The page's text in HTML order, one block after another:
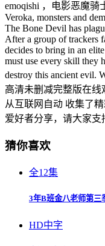
emoqishi ，电影恶魔骑
Veroka, monsters and
The Bone Devil has
After a group of trackers
decides to bring in an
must use every skill they
destroy this ancient
高清未删减完整版在
从互联网自动 收集了
爱好者分享，请大家支
猜你喜欢
全12集
3年B班金八老师第三
HD中字